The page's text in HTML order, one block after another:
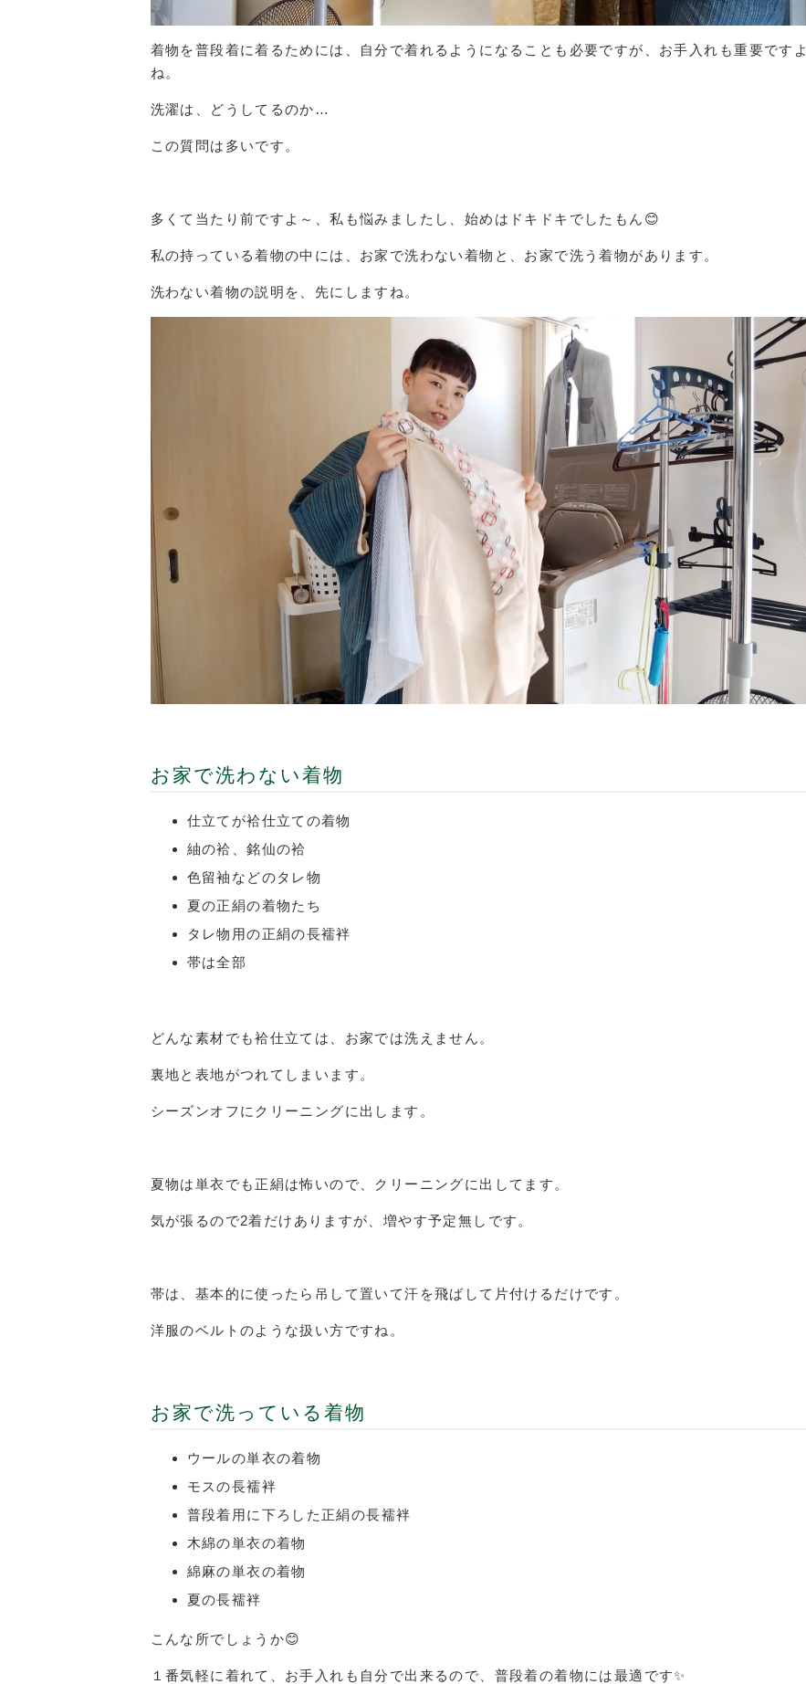
着物を普段着に着るためには、自分で着れるようになることも必要ですが、お手入れも重要ですよ
ね。
洗濯は、どうしてるのか…
この質問は多いです。
多くて当たり前ですよ～、私も悩みましたし、始めはドキドキでしたもん😊
私の持っている着物の中には、お家で洗わない着物と、お家で洗う着物があります。
洗わない着物の説明を、先にしますね。
お家で洗わない着物
仕立てが袷仕立ての着物
紬の袷、銘仙の袷
色留袖などのタレ物
夏の正絹の着物たち
タレ物用の正絹の長襦袢
帯は全部
どんな素材でも袷仕立ては、お家では洗えません。
裏地と表地がつれてしまいます。
シーズンオフにクリーニングに出します。
夏物は単衣でも正絹は怖いので、クリーニングに出してます。
気が張るので2着だけありますが、増やす予定無しです。
帯は、基本的に使ったら吊して置いて汗を飛ばして片付けるだけです。
洋服のベルトのような扱い方ですね。
お家で洗っている着物
ウールの単衣の着物
モスの長襦袢
普段着用に下ろした正絹の長襦袢
木綿の単衣の着物
綿麻の単衣の着物
夏の長襦袢
こんな所でしょうか😊
１番気軽に着れて、お手入れも自分で出来るので、普段着の着物には最適です✨